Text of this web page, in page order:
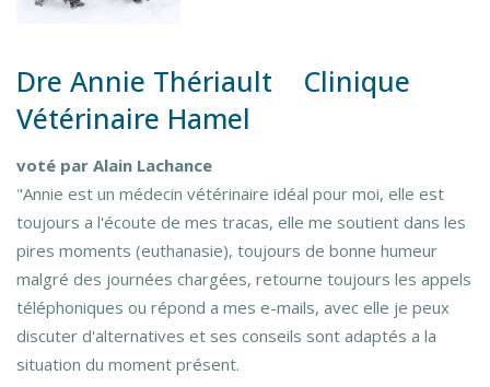
Dre Annie Thériault Clinique
Vétérinaire Hamel
voté par Alain Lachance
"Annie est un médecin vétérinaire idéal pour moi, elle est
toujours a l'écoute de mes tracas, elle me soutient dans les
pires moments (euthanasie), toujours de bonne humeur
malgré des journées chargées, retourne toujours les appels
téléphoniques ou répond a mes e-mails, avec elle je peux
discuter d'alternatives et ses conseils sont adaptés a la
situation du moment présent.